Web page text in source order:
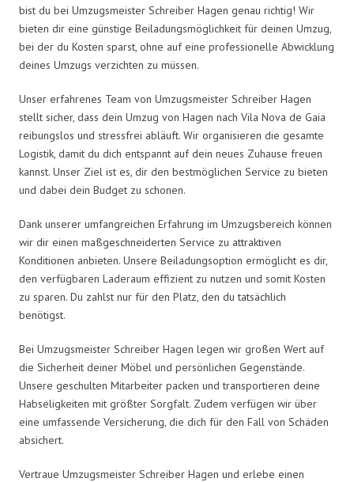
bist du bei Umzugsmeister Schreiber Hagen genau richtig! Wir
bieten dir eine günstige Beiladungsmöglichkeit für deinen Umzug,
bei der du Kosten sparst, ohne auf eine professionelle Abwicklung
deines Umzugs verzichten zu müssen.
Unser erfahrenes Team von Umzugsmeister Schreiber Hagen
stellt sicher, dass dein Umzug von Hagen nach Vila Nova de Gaia
reibungslos und stressfrei abläuft. Wir organisieren die gesamte
Logistik, damit du dich entspannt auf dein neues Zuhause freuen
kannst. Unser Ziel ist es, dir den bestmöglichen Service zu bieten
und dabei dein Budget zu schonen.
Dank unserer umfangreichen Erfahrung im Umzugsbereich können
wir dir einen maßgeschneiderten Service zu attraktiven
Konditionen anbieten. Unsere Beiladungsoption ermöglicht es dir,
den verfügbaren Laderaum effizient zu nutzen und somit Kosten
zu sparen. Du zahlst nur für den Platz, den du tatsächlich
benötigst.
Bei Umzugsmeister Schreiber Hagen legen wir großen Wert auf
die Sicherheit deiner Möbel und persönlichen Gegenstände.
Unsere geschulten Mitarbeiter packen und transportieren deine
Habseligkeiten mit größter Sorgfalt. Zudem verfügen wir über
eine umfassende Versicherung, die dich für den Fall von Schäden
absichert.
Vertraue Umzugsmeister Schreiber Hagen und erlebe einen